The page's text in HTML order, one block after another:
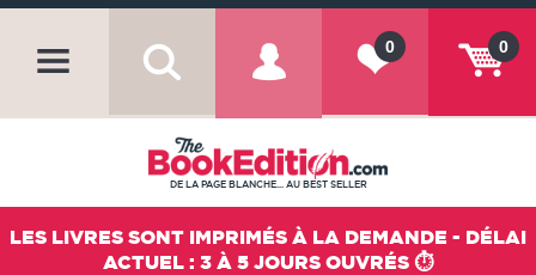
0
0
DE LA PAGE BLANCHE... AU BEST SELLER
LES LIVRES SONT IMPRIMÉS À LA DEMANDE - DÉLAI
ACTUEL : 3 À 5 JOURS OUVRÉS ⏱️